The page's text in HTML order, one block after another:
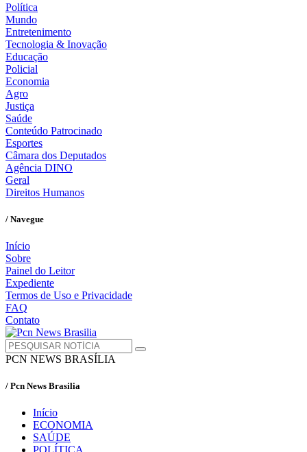
Política
Mundo
Entretenimento
Tecnologia & Inovação
Educação
Policial
Economia
Agro
Justiça
Saúde
Conteúdo Patrocinado
Esportes
Câmara dos Deputados
Agência DINO
Geral
Direitos Humanos
/ Navegue
Início
Sobre
Painel do Leitor
Expediente
Termos de Uso e Privacidade
FAQ
Contato
PCN NEWS BRASÍLIA
/ Pcn News Brasilia
Início
ECONOMIA
SAÚDE